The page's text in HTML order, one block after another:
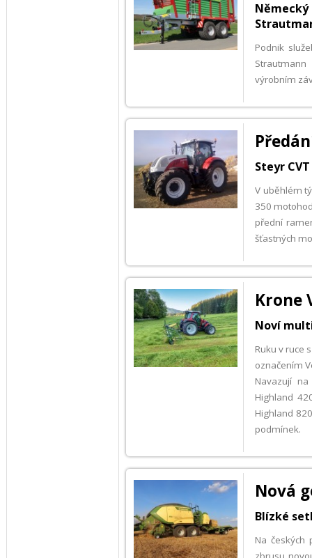
Podnik
výrobním
Steyr
V uběhlém
350
přední
šťastných
Krone
Noví
Ruku v ruce
označením
Navazují
Highland
Highland
podmínek.
Nová
Blízké
Na českých